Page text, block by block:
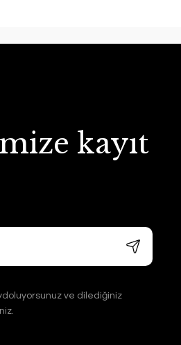
kayıt
ve dilediğiniz